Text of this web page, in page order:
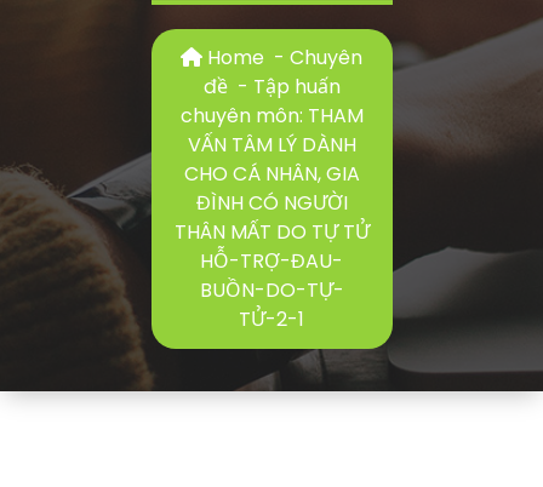
Home - Chuyên
đề- Tập huấn
chuyên môn: THAM
VẤN TÂM LÝ DÀNH
CHO CÁ NHÂN, GIA
ĐÌNH CÓ NGƯỜI
THÂN MẤT DO TỰ TỬ
HỖ-TRỢ-ĐAU-
BUỒN-DO-TỰ-
TỬ-2-1